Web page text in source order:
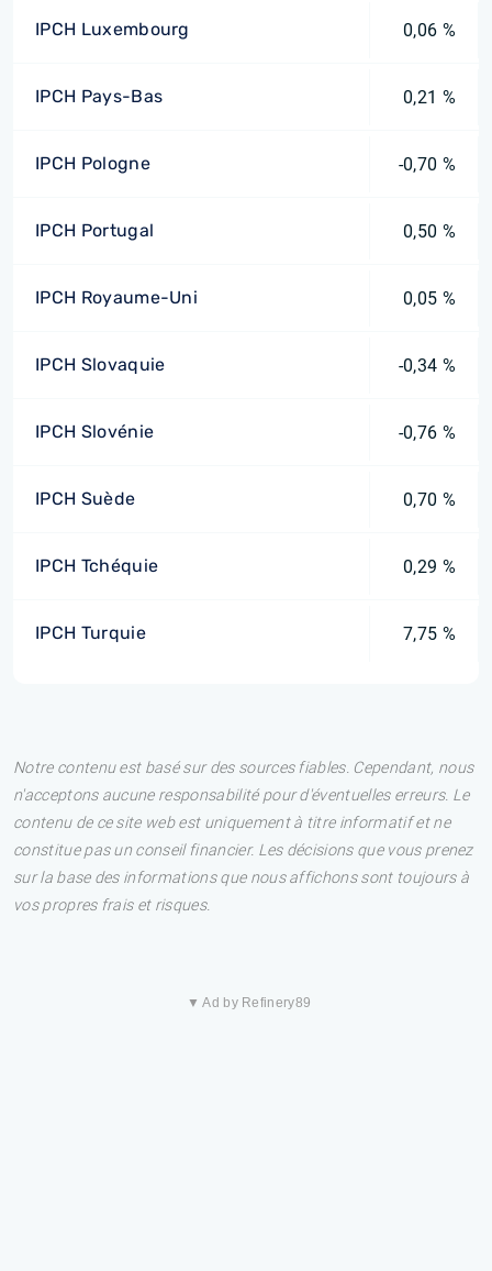
IPCH Luxembourg 0,06 %
IPCH Pays-Bas 0,21 %
IPCH Pologne -0,70 %
IPCH Portugal 0,50 %
IPCH Royaume-Uni 0,05 %
IPCH Slovaquie -0,34 %
IPCH Slovénie -0,76 %
IPCH Suède 0,70 %
IPCH Tchéquie 0,29 %
IPCH Turquie 7,75 %
Notre contenu est basé sur des sources fiables. Cependant, nous
n'acceptons aucune responsabilité pour d'éventuelles erreurs. Le
contenu de ce site web est uniquement à titre informatif et ne
constitue pas un conseil financier. Les décisions que vous prenez
sur la base des informations que nous affichons sont toujours à
vos propres frais et risques.
▼ Ad by Refinery89